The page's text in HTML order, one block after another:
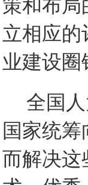
立相应
业建设圈
全国
国家统
而解决